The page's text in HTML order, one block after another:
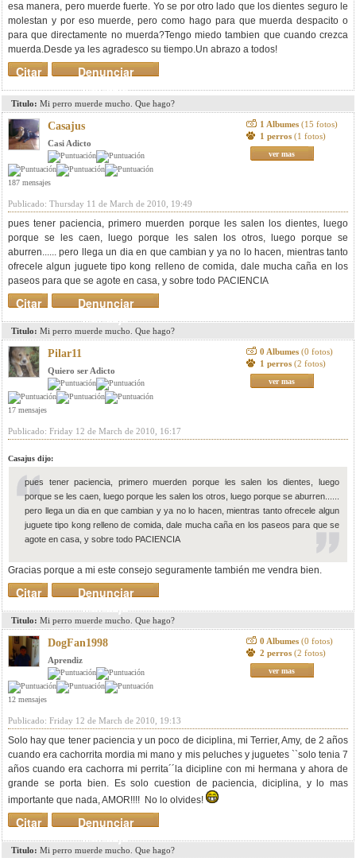
esa manera, pero muerde fuerte. Yo se por otro lado que los dientes seguro le
molestan y por eso muerde, pero como hago para que muerda despacito o
para que directamente no muerda?Tengo miedo tambien que cuando crezca
muerda.Desde ya les agradesco su tiempo.Un abrazo a todos!
Denunciar
mensaje
Citar
Titulo: Mi perro muerde mucho. Que hago?
Casajus
Casi Adicto
187 mensajes
1 Albumes (15 fotos)
1 perros (1 fotos)
ver mas
Publicado: Thursday 11 de March de 2010, 19:49
pues tener paciencia, primero muerden porque les salen los dientes, luego
porque se les caen, luego porque les salen los otros, luego porque se
aburren...... pero llega un dia en que cambian y ya no lo hacen, mientras tanto
ofrecele algun juguete tipo kong relleno de comida, dale mucha caña en los
paseos para que se agote en casa, y sobre todo PACIENCIA
Denunciar
mensaje
Citar
Titulo: Mi perro muerde mucho. Que hago?
Pilar11
Quiero ser Adicto
17 mensajes
0 Albumes (0 fotos)
1 perros (2 fotos)
ver mas
Publicado: Friday 12 de March de 2010, 16:17
Casajus dijo:
pues tener paciencia, primero muerden porque les salen los dientes, luego
porque se les caen, luego porque les salen los otros, luego porque se aburren......
pero llega un dia en que cambian y ya no lo hacen, mientras tanto ofrecele algun
juguete tipo kong relleno de comida, dale mucha caña en los paseos para que se
agote en casa, y sobre todo PACIENCIA
Gracias porque a mi este consejo seguramente también me vendra bien.
Denunciar
mensaje
Citar
Titulo: Mi perro muerde mucho. Que hago?
DogFan1998
Aprendiz
12 mensajes
0 Albumes (0 fotos)
2 perros (2 fotos)
ver mas
Publicado: Friday 12 de March de 2010, 19:13
Solo hay que tener paciencia y un poco de diciplina, mi Terrier, Amy, de 2 años
cuando era cachorrita mordia mi mano y mis peluches y juguetes ``solo tenia 7
años cuando era cachorra mi perrita´´la dicipline con mi hermana y ahora de
grande se porta bien. Es solo cuestion de paciencia, diciplina, y lo mas
importante que nada, AMOR!!!! No lo olvides!
Denunciar
mensaje
Citar
Titulo: Mi perro muerde mucho. Que hago?